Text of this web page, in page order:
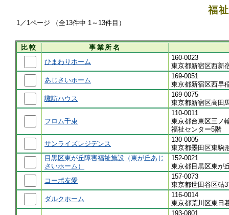
福
1／1ページ （全13件中 1～13件目）
比較
事業所名
ひまわりホーム
160-0023
東京都新宿区西新
あじさいホーム
169-0051
東京都新宿区西早
諏訪ハウス
169-0075
東京都新宿区高田
フロム千束
110-0011
東京都台東区三ノ
福祉センター5階
サンライズレジデンス
130-0005
東京都墨田区東駒
目黒区東が丘障害福祉施設（東が丘あじ
さいホーム）
152-0021
東京都目黒区東が
コーポ友愛
157-0073
東京都世田谷区砧
ダルクホーム
116-0014
東京都荒川区東日
193-0801